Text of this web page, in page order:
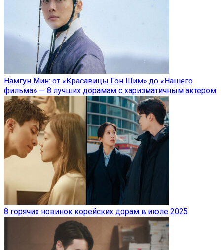
Намгун Мин: от «Красавицы Гон Шим» до «Нашего
фильма» — 8 лучших дорамам с харизматичным актером
8 горячих новинок корейских дорам в июле 2025